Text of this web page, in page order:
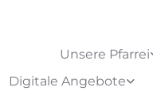
Unsere Pfarrei
Digitale Angebote